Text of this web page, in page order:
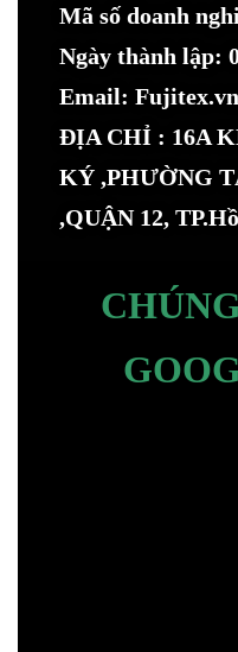
Mã số doanh
Ngày thành lập:
Email:
ĐỊA CHỈ : 16A
KÝ ,PHƯỜNG
,QUẬN 12,